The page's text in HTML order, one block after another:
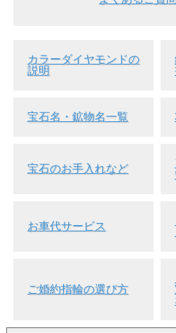
ブラック ) 」です。
●他のカラーダイヤと違い、ブ
ん。
ラの無い「EVEN」との評価で
●形状は、モディファイド・シ
●ブラックダイヤの場合、クラ
ん。
指輪(エンゲージリング)・結婚
ディングリング)などへ加工(別
ます。
方・お客様オーダー実例集
カラーダイヤモンドの
説明
宝石名・鉱物名一覧
宝石のお手入れなど
お車代サービス
ご婚約指輪の選び方